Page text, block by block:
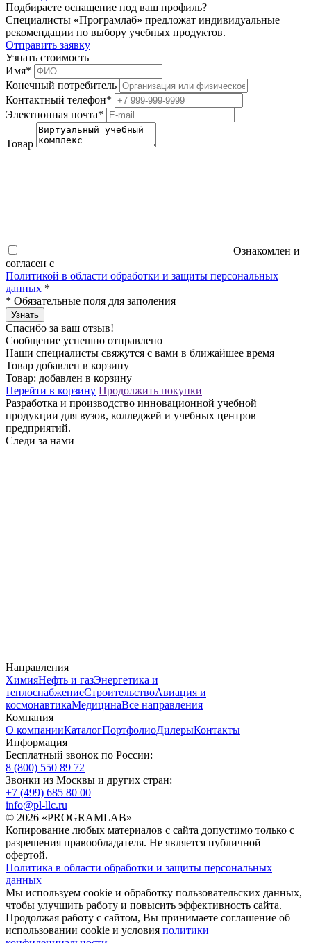
Подбираете оснащение под ваш профиль?
Специалисты «Програмлаб» предложат индивидуальные
рекомендации по выбору учебных продуктов.
Отправить заявку
Узнать стоимость
Имя*
Конечный потребитель
Контактный телефон*
Электнонная почта*
Товар
Ознакомлен и
согласен с
Политикой в области обработки и защиты персональных
данных *
* Обязательные поля для заполения
Узнать
Спасибо за ваш отзыв!
Сообщение успешно отправлено
Наши специалисты свяжутся с вами в ближайшее время
Товар добавлен в корзину
Товар: добавлен в корзину
Перейти в корзину Продолжить покупки
Разработка и производство инновационной учебной
продукции для вузов, колледжей и учебных центров
предприятий.
Следи за нами
Направления
ХимияНефть и газЭнергетика и
теплоснабжениеСтроительствоАвиация и
космонавтикаМедицинаВсе направления
Компания
О компанииКаталогПортфолиоДилерыКонтакты
Информация
Бесплатный звонок по России:
8 (800) 550 89 72
Звонки из Москвы и других стран:
+7 (499) 685 80 00
info@pl-llc.ru
© 2026 «PROGRAMLAB»
Копирование любых материалов с сайта допустимо только с
разрешения правообладателя. Не является публичной
офертой.
Политика в области обработки и защиты персональных
данных
Мы используем cookie и обработку пользовательских данных,
чтобы улучшить работу и повысить эффективность сайта.
Продолжая работу с сайтом, Вы принимаете соглашение об
использовании cookie и условия политики